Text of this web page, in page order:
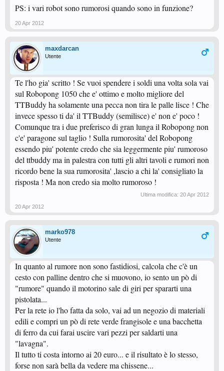
PS: i vari robot sono rumorosi quando sono in funzione?
20 Apr 2012
maxdarcan
Utente
Te l'ho gia' scritto ! Se vuoi spendere i soldi una volta sola vai
sul Robopong 1050 che e' ottimo e molto migliore del
TTBuddy ha solamente una pecca non tira le palle lisce ! Che
invece spesso ti da' il TTBuddy (semilisce) e' non e' poco !
Comunque tra i due preferisco di gran lunga il Robopong non
c'e' paragone sul taglio ! Sulla rumorosita' del Robopong
essendo piu' potente credo che sia leggermente piu' rumoroso
del ttbuddy ma in palestra con tutti gli altri tavoli e rumori non
ricordo bene la sua rumorosita' ,lascio a chi la' consigliato la
risposta ! Ma non credo sia molto rumoroso !
Ultima modifica: 20 Apr 2012
20 Apr 2012
marko978
Utente
In quanto al rumore non sono fastidiosi, calcola che c'è un
cesto con palline dentro che si muovono, io sento un pò di
"rumore" quando il motorino sale di giri per spararti una
pistolata...
Per la rete io l'ho fatta da solo, vai ad un negozio di materiali
edili e compri un pò di rete verde frangisole e una bacchetta
di ferro da cui farai uscire vari pezzi per saldarti una
"lavagna".
Il tutto ti costa intorno ai 20 euro... e il risultato è lo stesso,
forse non sarà bella da vedere ma chissene...